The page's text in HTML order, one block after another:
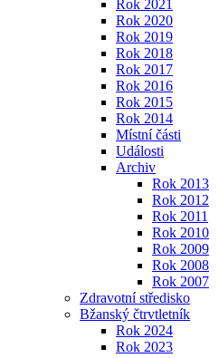
Rok 2021
Rok 2020
Rok 2019
Rok 2018
Rok 2017
Rok 2016
Rok 2015
Rok 2014
Místní části
Události
Archiv
Rok 2013
Rok 2012
Rok 2011
Rok 2010
Rok 2009
Rok 2008
Rok 2007
Zdravotní středisko
Bžanský čtrvtletník
Rok 2024
Rok 2023